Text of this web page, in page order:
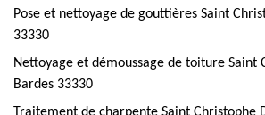
Pose et nettoyage de gouttières Saint
33330
Nettoyage et démoussage de toiture Saint
Bardes 33330